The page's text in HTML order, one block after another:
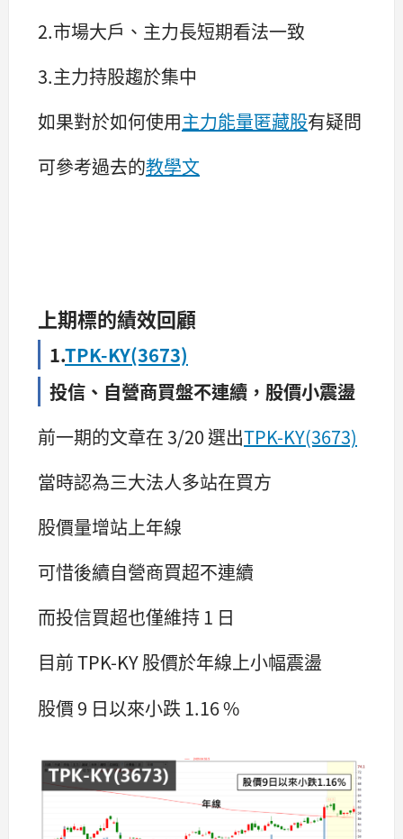
2.市場大戶、主力長短期看法一致
3.主力持股趨於集中
如果對於如何使用主力能量匿藏股有疑問
可參考過去的教學文
上期標的績效回顧
1.TPK-KY(3673)
投信、自營商買盤不連續，股價小震盪
前一期的文章在 3/20 選出TPK-KY(3673)
當時認為三大法人多站在買方
股價量增站上年線
可惜後續自營商買超不連續
而投信買超也僅維持 1 日
目前 TPK-KY 股價於年線上小幅震盪
股價 9 日以來小跌 1.16 %